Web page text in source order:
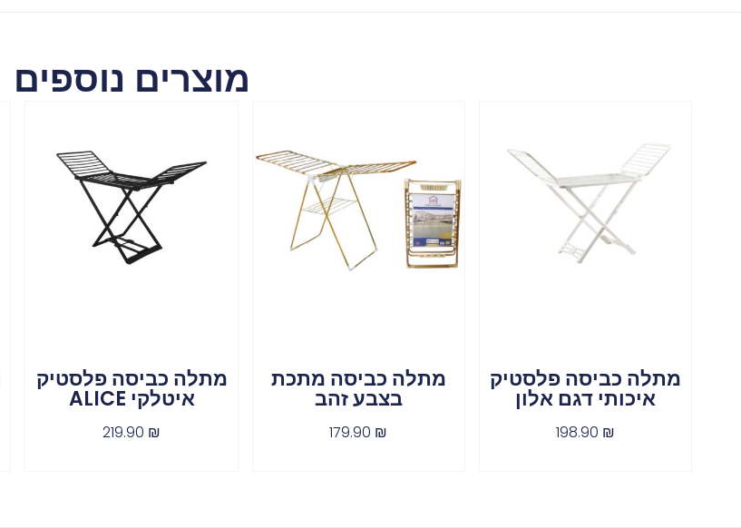
מוצרים נוספים
מתלה כביסה פלסטיק
איכותי דגם אלון
198.90 ₪
מתלה כביסה מתכת
בצבע זהב
179.90 ₪
מתלה כביסה פלסטיק
איטלקי ALICE
219.90 ₪